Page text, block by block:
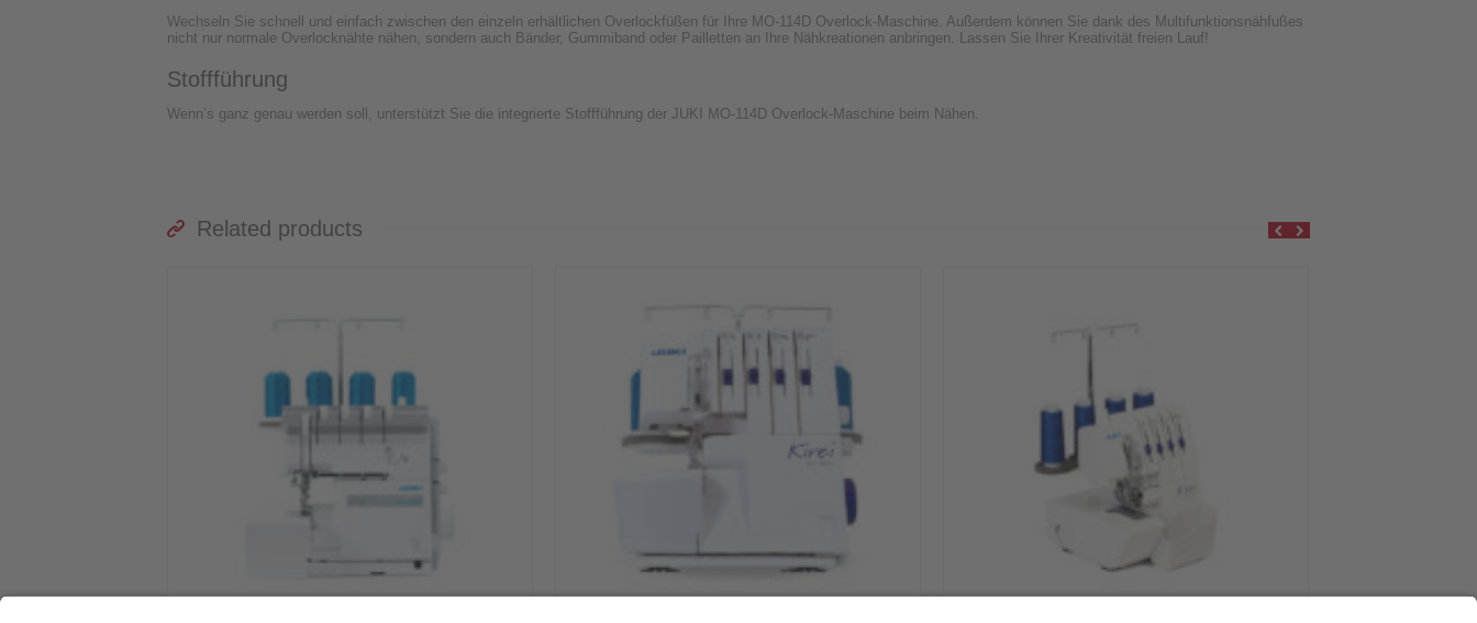
Wechseln Sie schnell und einfach zwischen den einzeln erhältlichen Overlockfüßen für Ihre MO-114D Overlock-Maschine. Außerdem können Sie dank des Multifunktionsnähfußes
nicht nur normale Overlocknähte nähen, sondern auch Bänder, Gummiband oder Pailletten an Ihre Nähkreationen anbringen. Lassen Sie Ihrer Kreativität freien Lauf!
Stoffführung
Wenn’s ganz genau werden soll, unterstützt Sie die integrierte Stoffführung der JUKI MO-114D Overlock-Maschine beim Nähen.
Related products